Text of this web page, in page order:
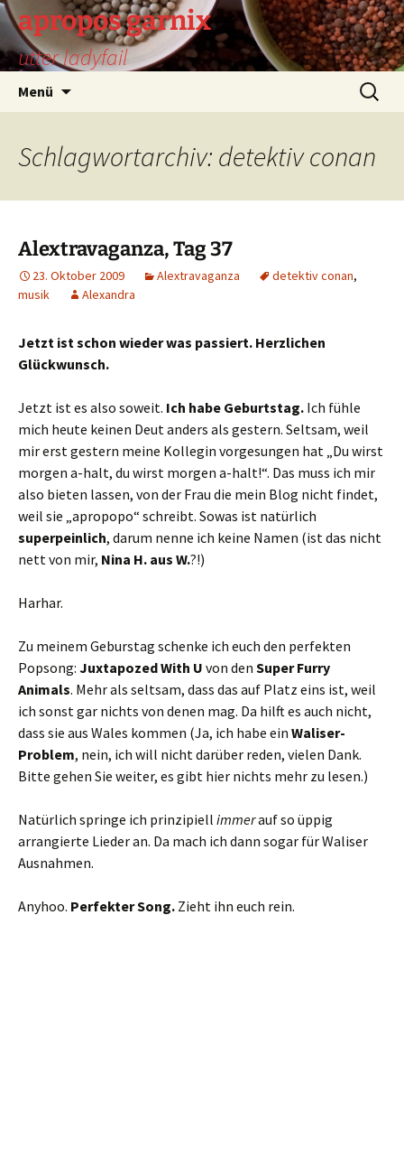
Zum
Inhalt
springen
apropos garnix
utter ladyfail
Menü
Suchen
nach:
Schlagwortarchiv: detektiv conan
Alextravaganza, Tag 37
23. Oktober 2009 Alextravaganza detektiv conan,
musik
Alexandra
Jetzt ist schon wieder was passiert. Herzlichen
Glückwunsch.
Jetzt ist es also soweit. Ich habe Geburtstag. Ich fühle
mich heute keinen Deut anders als gestern. Seltsam, weil
mir erst gestern meine Kollegin vorgesungen hat „Du wirst
morgen a-halt, du wirst morgen a-halt!“. Das muss ich mir
also bieten lassen, von der Frau die mein Blog nicht findet,
weil sie „apropopo“ schreibt. Sowas ist natürlich
superpeinlich, darum nenne ich keine Namen (ist das nicht
nett von mir, Nina H. aus W.?!)
Harhar.
Zu meinem Geburstag schenke ich euch den perfekten
Popsong: Juxtapozed With U von den Super Furry
Animals. Mehr als seltsam, dass das auf Platz eins ist, weil
ich sonst gar nichts von denen mag. Da hilft es auch nicht,
dass sie aus Wales kommen (Ja, ich habe ein Waliser-
Problem, nein, ich will nicht darüber reden, vielen Dank.
Bitte gehen Sie weiter, es gibt hier nichts mehr zu lesen.)
Natürlich springe ich prinzipiell immerauf so üppig
arrangierte Lieder an. Da mach ich dann sogar für Waliser
Ausnahmen.
Anyhoo. Perfekter Song. Zieht ihn euch rein.